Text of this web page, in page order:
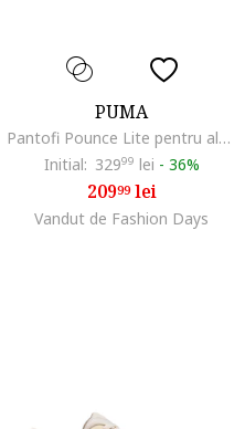
PUMA
Pantofi Pounce Lite pentru alergare, Auriu/Negru/Alb optic
Initial: 32999 lei - 36%
20999lei
Vandut de Fashion Days